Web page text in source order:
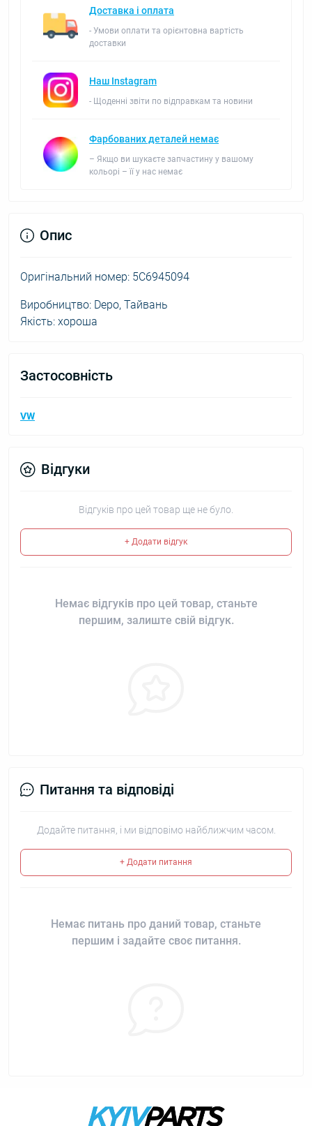
Доставка і оплата
- Умови оплати та орієнтовна вартість
доставки
Наш Instagram
- Щоденні звіти по відправкам та новини
Фарбованих деталей немає
– Якщо ви шукаєте запчастину у вашому
кольорі – її у нас немає
Опис
Оригінальний номер: 5C6945094
Виробництво: Depo, Тайвань
Якість: хороша
Застосовність
VW
Відгуки
Відгуків про цей товар ще не було.
+ Додати відгук
Немає відгуків про цей товар, станьте
першим, залиште свій відгук.
Питання та відповіді
Додайте питання, і ми відповімо найближчим часом.
+ Додати питання
Немає питань про даний товар, станьте
першим і задайте своє питання.